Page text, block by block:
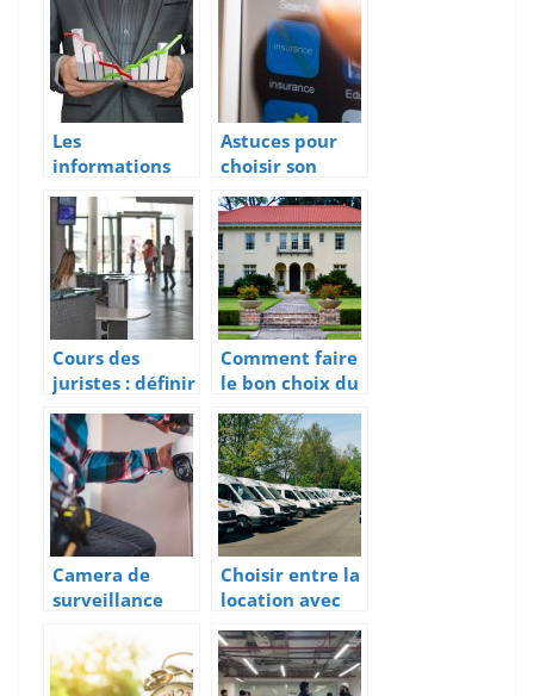
?
Les
informations
importantes
sur l’assurance
pour
équipements
électroniques
Astuces pour
choisir son
assureur
mobile
Cours des
juristes : définir
ce qu’est une
société
anonyme
Comment faire
le bon choix du
contrat
d’assurance
habitation ?
Camera de
surveillance
: enjeux
juridiques et
Choisir entre la
location avec
option d’achat
ou location a
long terme